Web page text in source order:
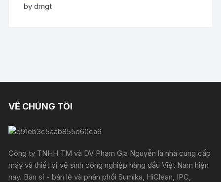
Rated5out
of 5
by dmgt
VỀ CHÚNG TÔI
Công ty TNHH TM và DV Phạm Gia Nguyễn là nhà cung cấp
máy và thiết bị vệ sinh công nghiệp hàng đầu Việt Nam hiện
nay. Bán sỉ - bán lẻ và phân phối Sumika, HiClean, IPC,